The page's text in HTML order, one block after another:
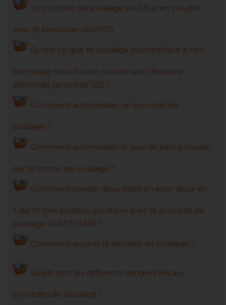
Le procédé de soudage sous flux en poudre
avec fil électrode (ASF/121)
Qu'est ce que le soudage automatique à l'arc
électrique sous flux en poudre avec feuillard
électrode (procédé 122) ?
Comment automatiser un procédé de
soudage ?
Comment automatiser le suivi de joint à souder
par la torche de soudage ?
Comment souder deux tôles en acier doux en
T de 10 mm position gouttière avec le procédé de
soudage ASF/121/SAW ?
Comment assurer la sécurité du soudage ?
Quels sont les différents dangers liés aux
procédés de soudage ?